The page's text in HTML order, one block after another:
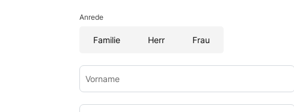
Anrede
Familie Herr Frau
Vorname